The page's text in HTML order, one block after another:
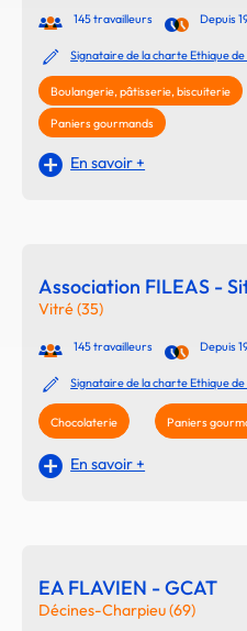
145 travailleurs Depuis
Signataire de la charte Ethique
Boulangerie, pâtisserie, biscuiterie
Paniers gourmands
En savoir +
Association FILEAS -
Vitré (35)
145 travailleurs Depuis
Signataire de la charte Ethique
Chocolaterie Paniers
En savoir +
EA FLAVIEN - GCAT
Décines-Charpieu (69)